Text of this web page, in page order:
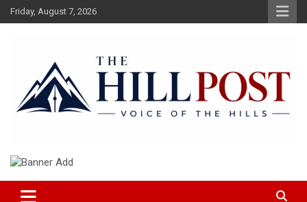
Skip
to
Friday, August 7, 2026
The Hillpost